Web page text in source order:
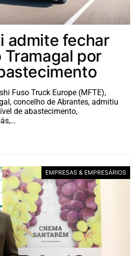
admite fechar
por
Fuso Truck Europe (MFTE),
concelho de Abrantes, admitiu
de abastecimento,
EMPRESAS & EMPRESÁRIOS